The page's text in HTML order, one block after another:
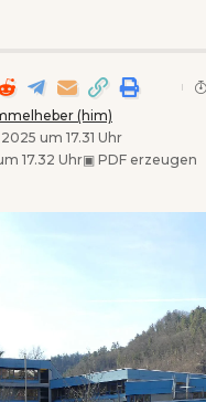
(him)
um 17.31 Uhr
17.32 Uhr▣ PDF erzeugen